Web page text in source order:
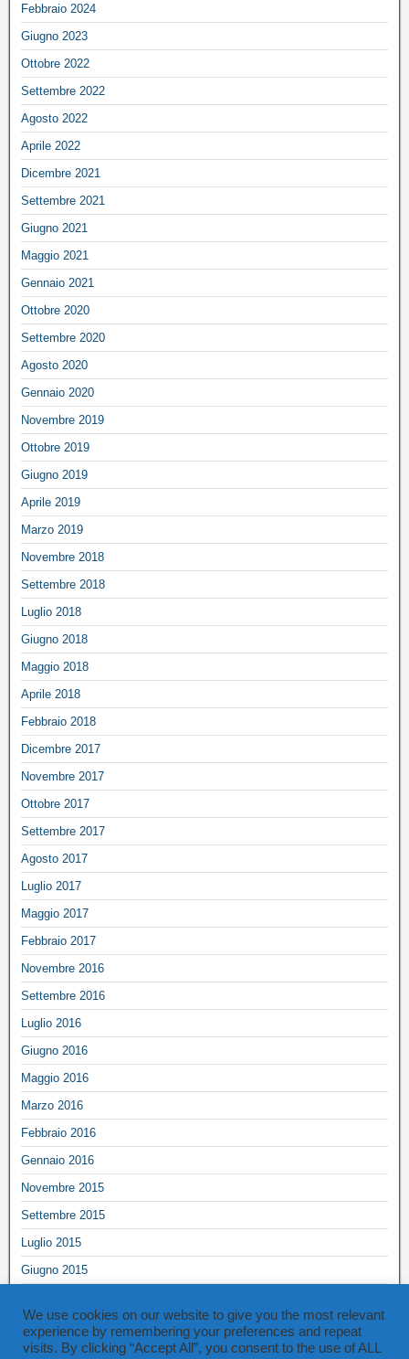
Febbraio 2024
Giugno 2023
Ottobre 2022
Settembre 2022
Agosto 2022
Aprile 2022
Dicembre 2021
Settembre 2021
Giugno 2021
Maggio 2021
Gennaio 2021
Ottobre 2020
Settembre 2020
Agosto 2020
Gennaio 2020
Novembre 2019
Ottobre 2019
Giugno 2019
Aprile 2019
Marzo 2019
Novembre 2018
Settembre 2018
Luglio 2018
Giugno 2018
Maggio 2018
Aprile 2018
Febbraio 2018
Dicembre 2017
Novembre 2017
Ottobre 2017
Settembre 2017
Agosto 2017
Luglio 2017
Maggio 2017
Febbraio 2017
Novembre 2016
Settembre 2016
Luglio 2016
Giugno 2016
Maggio 2016
Marzo 2016
Febbraio 2016
Gennaio 2016
Novembre 2015
Settembre 2015
Luglio 2015
Giugno 2015
Marzo 2015
Ottobre 2014
We use cookies on our website to give you the most relevant
experience by remembering your preferences and repeat
visits. By clicking “Accept All”, you consent to the use of ALL